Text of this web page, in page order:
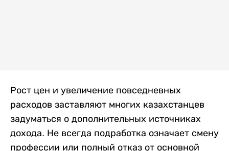
Рост цен и увеличение повседневных
расходов заставляют многих казахстанцев
задуматься о дополнительных источниках
дохода. Не всегда подработка означает смену
профессии или полный отказ от основной